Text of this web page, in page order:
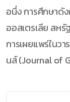
อนึ่ง การศึกษาดั
ออสเตรเลีย สหรั
การเผยแพร่ในว
นส์ (Journal of